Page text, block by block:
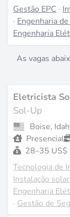
Gestão EPC ·
· Engenharia
Engenharia
As vagas
Eletricista
Sol-Up
Boise,
Presencial
28–35 US$
Tecnologia de
Instalação solar
Engenharia
· Gestão de